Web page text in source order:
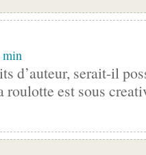
min
d’auteur, serait-il
roulotte est sous